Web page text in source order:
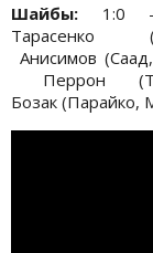
Шайбы: 1:0
Анисимов
Перрон
Бозак (Парайко,